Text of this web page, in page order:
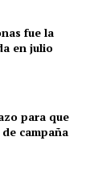
fue la
en julio
para que
campaña